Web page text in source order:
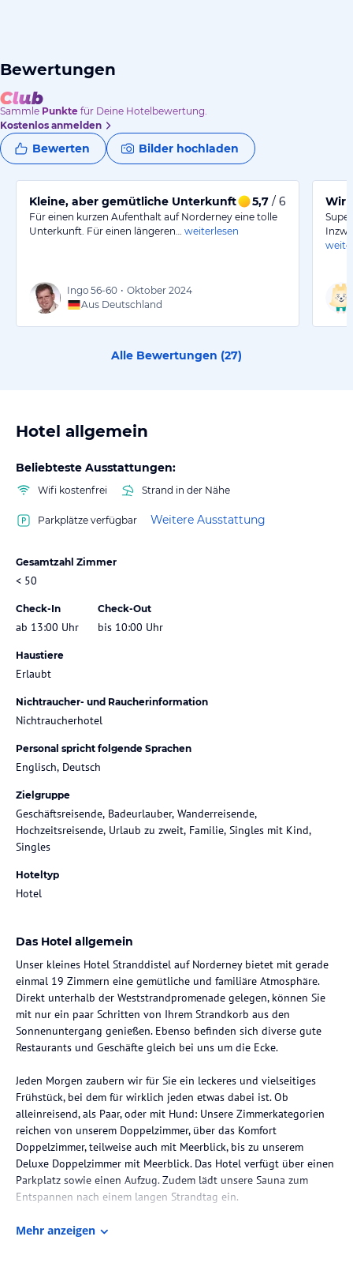
Bewertungen
Sammle Punkte für Deine Hotelbewertung.
Kostenlos anmelden
Bewerten Bilder hochladen
Kleine, aber gemütliche Unterkunft mit5,7 / 6
Für einen kurzen Aufenthalt auf Norderney eine tolle
Unterkunft. Für einen längeren…
weiterlesen
Ingo 56-60 • Oktober 2024
Aus Deutschland
Wir
Alle Bewertungen (27)
Hotel allgemein
Beliebteste Ausstattungen:
Wifi kostenfrei Strand in der Nähe
Parkplätze verfügbar Weitere Ausstattung
Gesamtzahl Zimmer
< 50
Check-In
ab 13:00 Uhr
Check-Out
bis 10:00 Uhr
Haustiere
Erlaubt
Nichtraucher- und Raucherinformation
Nichtraucherhotel
Personal spricht folgende Sprachen
Englisch, Deutsch
Zielgruppe
Geschäftsreisende, Badeurlauber, Wanderreisende,
Hochzeitsreisende, Urlaub zu zweit, Familie, Singles mit Kind,
Singles
Hoteltyp
Hotel
Das Hotel allgemein
Unser kleines Hotel Stranddistel auf Norderney bietet mit gerade
einmal 19 Zimmern eine gemütliche und familiäre Atmosphäre.
Direkt unterhalb der Weststrandpromenade gelegen, können Sie
mit nur ein paar Schritten von Ihrem Strandkorb aus den
Sonnenuntergang genießen. Ebenso befinden sich diverse gute
Restaurants und Geschäfte gleich bei uns um die Ecke.
Jeden Morgen zaubern wir für Sie ein leckeres und vielseitiges
Frühstück, bei dem für wirklich jeden etwas dabei ist. Ob
alleinreisend, als Paar, oder mit Hund: Unsere Zimmerkategorien
reichen von unserem Doppelzimmer, über das Komfort
Doppelzimmer, teilweise auch mit Meerblick, bis zu unserem
Deluxe Doppelzimmer mit Meerblick. Das Hotel verfügt über einen
Parkplatz sowie einen Aufzug. Zudem lädt unsere Sauna zum
Entspannen nach einem langen Strandtag ein.
Lassen Sie Ihren Urlaub schon bald bei uns beginnen!
Mehr anzeigen